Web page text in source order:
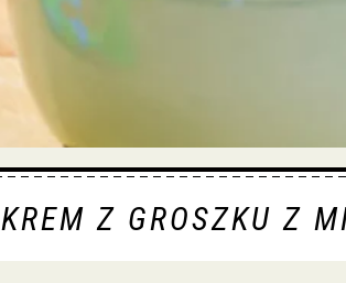
KREM Z GROSZKU Z